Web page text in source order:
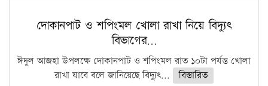
দোকানপাট ও শপিংমল খোলা রাখা নিয়ে বিদ্যুৎ
বিভাগের…
ঈদুল আজহা উপলক্ষে দোকানপাট ও শপিংমল রাত ১০টা পর্যন্ত খোলা
রাখা যাবে বলে জানিয়েছে বিদ্যুৎ...
বিস্তারিত